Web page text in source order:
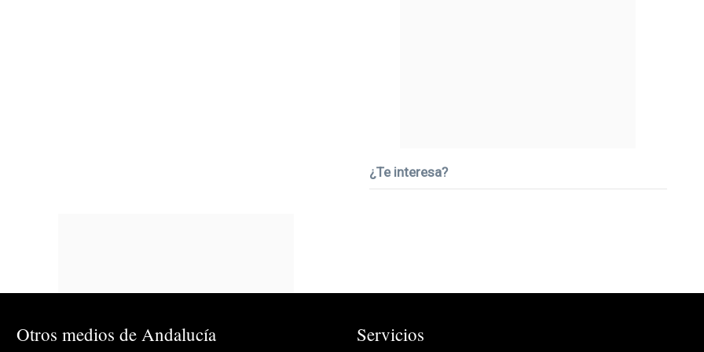
¿Te interesa?
Otros medios de Andalucía Servicios